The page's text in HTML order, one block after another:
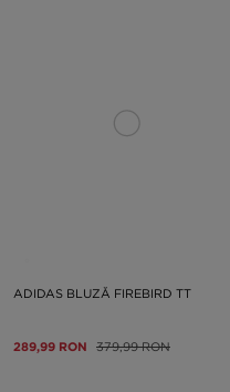
ADIDAS BLUZĂ FIREBIRD TT
289,99 RON 379,99 RON